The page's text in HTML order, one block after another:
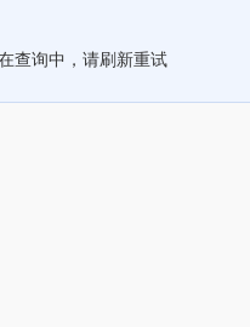
查询中，请刷新重试